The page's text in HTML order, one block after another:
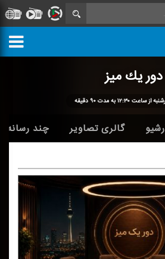
دور یك میز
۱۲:۳۰ به مدت ۹۰ دقیقه
گالری تصاویر چند رسانه